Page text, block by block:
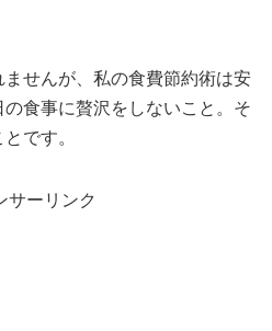
せんが、私の食費節約術は安
食事に贅沢をしないこと。そ
です。
サーリンク